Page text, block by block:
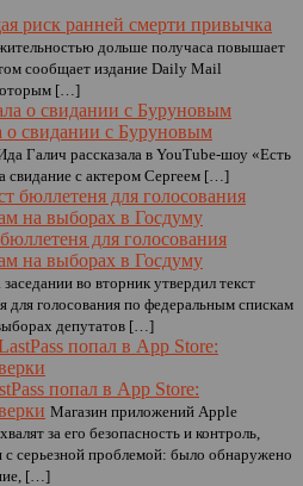
риск ранней смерти привычка
дольше получаса повышает
сообщает издание Daily Mail
[…]
о свидании с Буруновым
Галич рассказала в YouTube-шоу «Есть
свидание с актером Сергеем […]
для голосования
на выборах в Госдуму
во вторник утвердил текст
для голосования по федеральным спискам
депутатов […]
попал в App Store:
Магазин приложений Apple
за его безопасность и контроль,
с серьезной проблемой: было обнаружено
[…]